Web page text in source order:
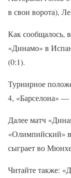
в свои ворота),
Как сообщалось,
«Динамо» в
(0:1).
Турнирное
4, «Барселона»
Далее матч
«Олимпийский»
сыграет во
Читайте также: